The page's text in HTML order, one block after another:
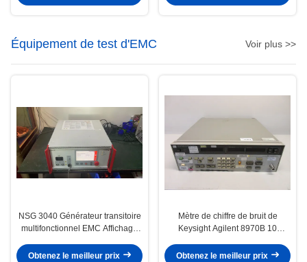
Équipement de test d'EMC Voir plus >>
NSG 3040 Générateur transitoire
multifonctionnel EMC Affichage
Obtenez le meilleur prix
Mètre de chiffre de bruit de
Keysight Agilent 8970B 10
avec 2047 mégahertz de facultatif
Obtenez le meilleur prix